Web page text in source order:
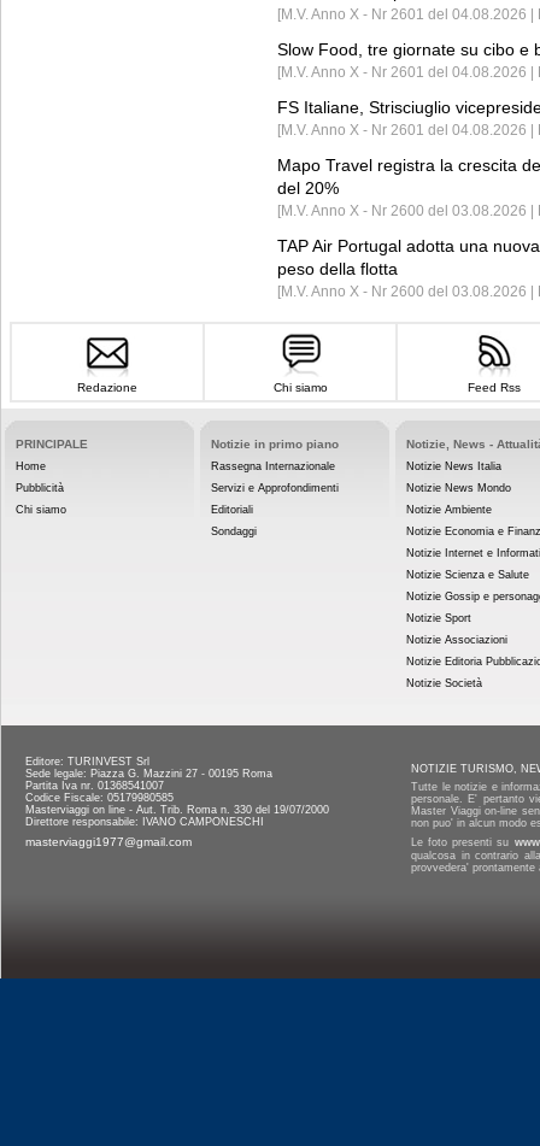
[M.V. Anno X - Nr 2601 del 04.08.2026
Slow Food, tre giornate su cibo e
[M.V. Anno X - Nr 2601 del 04.08.2026 |
FS Italiane, Strisciuglio
[M.V. Anno X - Nr 2601 del 04.08.2026 |
Mapo Travel registra la crescita
del 20%
[M.V. Anno X - Nr 2600 del 03.08.2026 |
TAP Air Portugal adotta una
peso della flotta
[M.V. Anno X - Nr 2600 del 03.08.2026
Redazione Chi siamo Feed Rss
PRINCIPALE
Home
Pubblicità
Chi siamo
Notizie in primo piano
Rassegna Internazionale
Servizi e Approfondimenti
Editoriali
Sondaggi
Notizie, News -
Notizie News Italia
Notizie News Mondo
Notizie Ambiente
Notizie Economia e
Notizie Internet e
Notizie Scienza e Salute
Notizie Gossip e
Notizie Sport
Notizie Associazioni
Notizie Editoria
Notizie Società
Editore: TURINVEST Srl
Sede legale: Piazza G. Mazzini 27 - 00195 Roma
Partita Iva nr. 01368541007
Codice Fiscale: 05179980585
Masterviaggi on line - Aut. Trib. Roma n. 330 del 19/07/2000
Direttore responsabile: IVANO CAMPONESCHI
masterviaggi1977@gmail.com
NOTIZIE TURISMO,
Tutte le notizie e
personale. E' pertanto
Master Viaggi on-line
non puo' in alcun modo
Le foto presenti su
qualcosa in contrario
provvedera'